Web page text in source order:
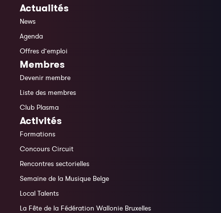
Actualités
News
Agenda
Offres d’emploi
Membres
Devenir membre
Liste des membres
Club Plasma
Activités
Formations
Concours Circuit
Rencontres sectorielles
Semaine de la Musique Belge
Local Talents
La Fête de la Fédération Wallonie Bruxelles